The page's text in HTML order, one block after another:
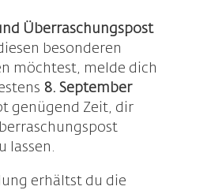
Überraschungspost
besonderen
möchtest, melde dich
8. September
genügend Zeit, dir
lassen.
erhältst du die